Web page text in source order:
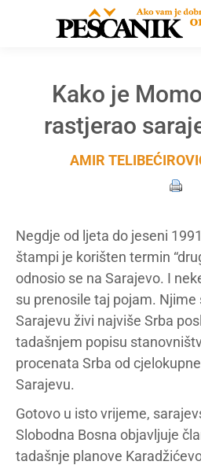
Kako je
rastjerao
AMIR
Negdje od ljeta do jeseni
štampi je korišten termin
odnosio se na Sarajevo. I
su prenosile taj pojam.
Sarajevu živi najviše Srba
tadašnjem popisu
procenata Srba od
Sarajevu.
Gotovo u isto vrijeme,
Slobodna Bosna objavljuje
tadašnje planove